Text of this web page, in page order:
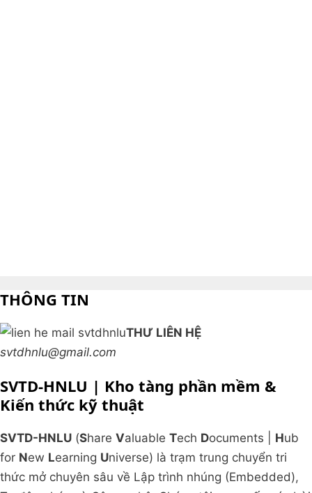
THÔNG TIN
THƯ LIÊN HỆ
svtdhnlu@gmail.com
SVTD-HNLU | Kho tàng phần mềm &
Kiến thức kỹ thuật
SVTD-HNLU (Share Valuable Tech Documents | Hub
for New Learning Universe) là trạm trung chuyển tri
thức mở chuyên sâu về Lập trình nhúng (Embedded),